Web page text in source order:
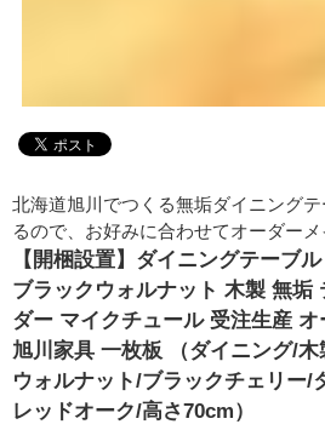
北海道旭川でつくる無垢ダイニング
るので、お好みに合わせてオーダーメ
【開梱設置】ダイニングテーブ
ブラックウォルナット 木製 無垢
ダー マイクチュール 受注生産
旭川家具 一枚板 （ダイニング/
ウォルナット/ブラックチェリー/
レッドオーク/高さ70cm）